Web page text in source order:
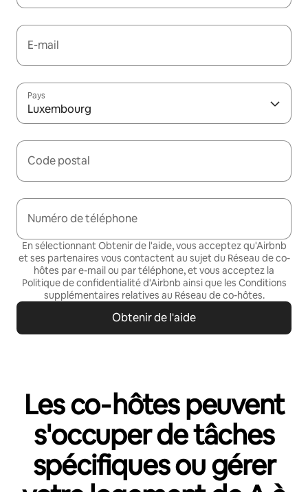
E-mail
Pays
Luxembourg
Code postal
Numéro de téléphone
En sélectionnant Obtenir de l'aide, vous acceptez qu'Airbnb
et ses partenaires vous contactent au sujet du Réseau de co-
hôtes par e-mail ou par téléphone, et vous acceptez la
Politique de confidentialitéd'Airbnb ainsi que les Conditions
supplémentaires relatives au Réseau de co-hôtes.
Obtenir de l'aide
Les co‑hôtes peuvent
s'occuper de tâches
spécifiques ou gérer